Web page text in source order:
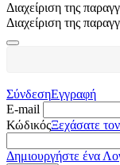
Διαχείριση της
Διαχείριση της
ΣύνδεσηΕγγραφή
E-mail
ΚώδικόςΞεχάσατε
Δημιουργήστε ένα